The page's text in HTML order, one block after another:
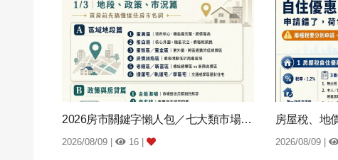
2026房市關鍵字懶人包／七大類市場用語一...
2026/08/09 | 16 | 2026/08/09 |